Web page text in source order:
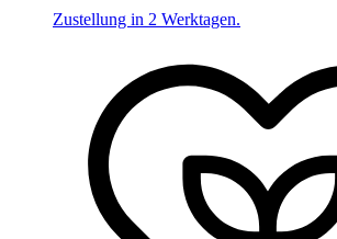
Zustellung in 2 Werktagen.